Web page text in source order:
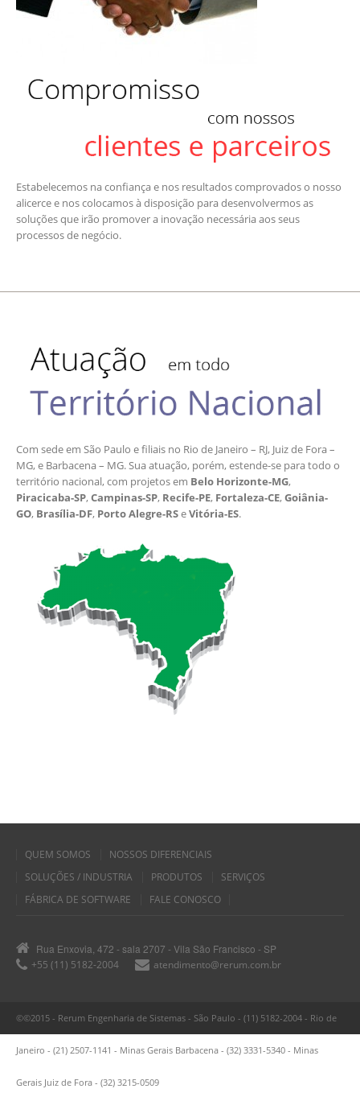
Estabelecemos na confiança e nos resultados comprovados o nosso
alicerce e nos colocamos à disposição para desenvolvermos as
soluções que irão promover a inovação necessária aos seus
processos de negócio.
Com sede em São Paulo e filiais no Rio de Janeiro – RJ, Juiz de Fora –
MG, e Barbacena – MG. Sua atuação, porém, estende-se para todo o
território nacional, com projetos em Belo Horizonte-MG,
Piracicaba-SP,Campinas-SP, Recife-PE, Fortaleza-CE,Goiânia-
GO, Brasília-DF, Porto Alegre-RSeVitória-ES.
QUEM SOMOS
NOSSOS DIFERENCIAIS
SOLUÇÕES / INDUSTRIA
PRODUTOS
SERVIÇOS
FÁBRICA DE SOFTWARE
FALE CONOSCO
Rua Enxovia, 472 - sala 2707 - Vila São Francisco - SP
+55 (11) 5182-2004
atendimento@rerum.com.br
©©2015 - Rerum Engenharia de Sistemas - São Paulo - (11) 5182-2004 - Rio de
Janeiro - (21) 2507-1141 - Minas Gerais Barbacena - (32) 3331-5340 - Minas
Gerais Juiz de Fora - (32) 3215-0509